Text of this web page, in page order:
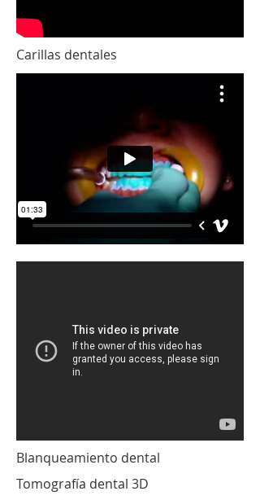
Carillas dentales
Blanqueamiento dental
Tomografía dental 3D